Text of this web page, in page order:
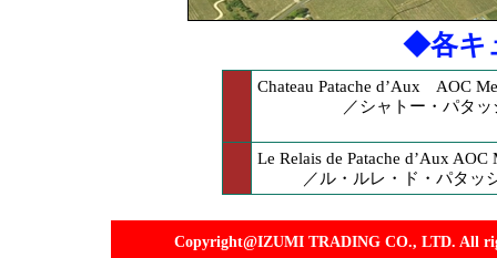
◆各キ
Chateau Patache d’Aux AOC
／シャトー・パタ
Le Relais de Patache d’Aux AOC
／ル・ルレ・ド・パタ
Copyright@IZUMI TRADING CO., LTD. All